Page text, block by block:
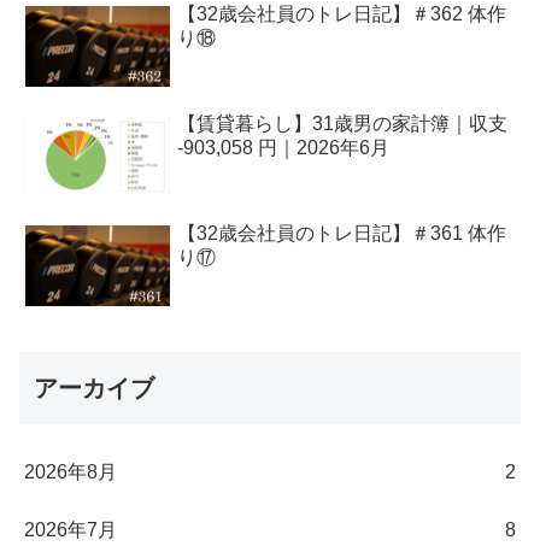
【32歳会社員のトレ日記】＃362 体作
り⑱
【賃貸暮らし】31歳男の家計簿｜収支
-903,058 円｜2026年6月
【32歳会社員のトレ日記】＃361 体作
り⑰
アーカイブ
2026年8月 2
2026年7月 8